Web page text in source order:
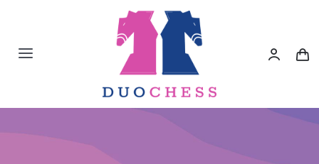
contenido
Toggle
Material de Ajedrez
Libros de Ajedrez